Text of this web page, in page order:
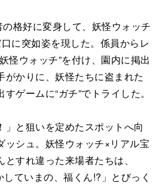
格好に変身して、妖怪ウォッチ
に突如姿を現した。係員からレ
怪ウォッチ”を付け、園内に掲出
がかりに、妖怪たちに盗まれた
ゲームに“ガチ”でトライした。
と狙いを定めたスポットへ向
ッシュ。妖怪ウォッチ×リアル宝
すれ違った来場者たちは、
ていまの、福くん!?」とびっく